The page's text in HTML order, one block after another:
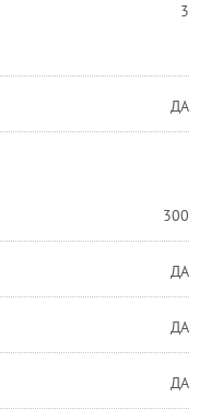
3
ДА
300
ДА
ДА
ДА